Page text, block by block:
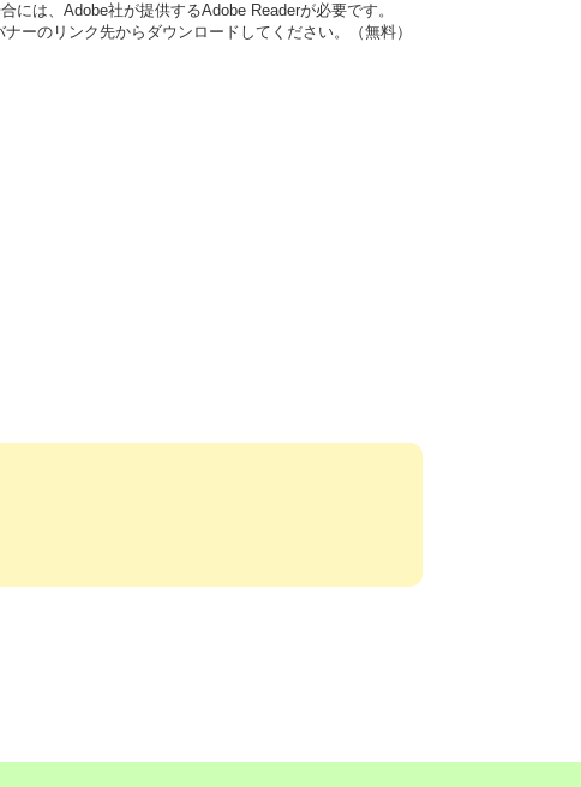
には、Adobe社が提供するAdobe Readerが必要です。
ーのリンク先からダウンロードしてください。（無料）